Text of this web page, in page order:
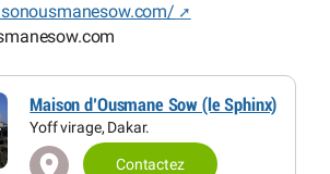
Maison d’Ousmane Sow (le Sphinx)
Yoff virage, Dakar.
Contactez